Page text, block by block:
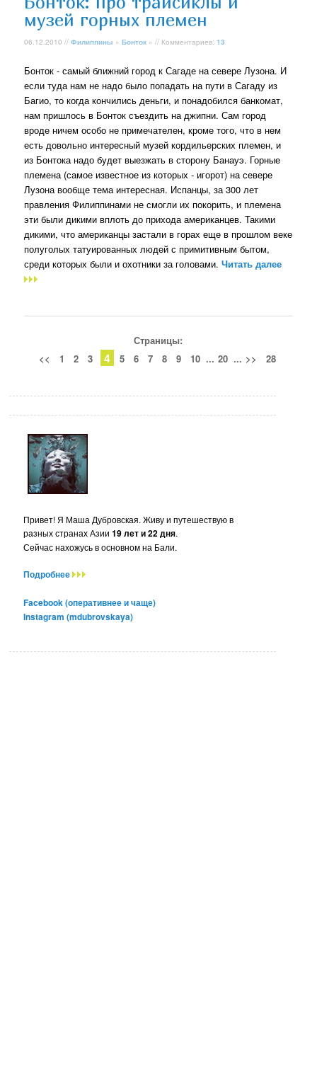
музей горных племен
06.12.2010 //Филиппины »Бонток » // Комментариев:13
Бонток - самый ближний город к Сагаде на севере Лузона. И
если туда нам не надо было попадать на пути в Сагаду из
Багио, то когда кончились деньги, и понадобился банкомат,
нам пришлось в Бонток съездить на джипни. Сам город
вроде ничем особо не примечателен, кроме того, что в нем
есть довольно интересный музей кордильерских племен, и
из Бонтока надо будет выезжать в сторону Банауэ. Горные
племена (самое известное из которых - игорот) на севере
Лузона вообще тема интересная. Испанцы, за 300 лет
правления Филиппинами не смогли их покорить, и племена
эти были дикими вплоть до прихода американцев. Такими
дикими, что американцы застали в горах еще в прошлом веке
полуголых татуированных людей с примитивным бытом,
среди которых были и охотники за головами.Читать далее
Страницы:
<<
1 2 3 4 5 6 7 8 9 10 ... 20 ... >> 28
Привет! Я Маша Дубровская. Живу и путешествую в
разных странах Азии19 лет и 22 дня.
Сейчас нахожусь в основном на Бали.
Подробнее
Facebook (оперативнее и чаще)
Instagram (mdubrovskaya)